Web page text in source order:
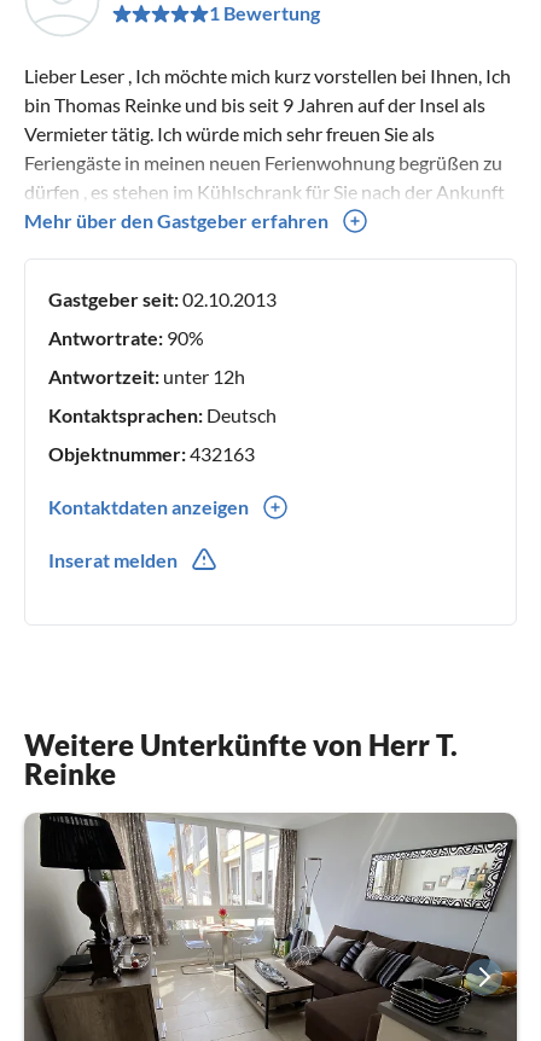
1 Bewertung
Lieber Leser , Ich möchte mich kurz vorstellen bei Ihnen, Ich
bin Thomas Reinke und bis seit 9 Jahren auf der Insel als
Vermieter tätig. Ich würde mich sehr freuen Sie als
Feriengäste in meinen neuen Ferienwohnung begrüßen zu
dürfen , es stehen im Kühlschrank für Sie nach der Ankunft
Getränke bereit , damit Sie nicht gleich nach der Ankunft
auf ein persönliches Kennenlernen bei der Ankunft. Thomas
Reinke
Mehr über den Gastgeber erfahren
Gastgeber seit:02.10.2013
Antwortrate: 90%
Antwortzeit: unter 12h
Kontaktsprachen: Deutsch
Objektnummer:432163
Kontaktdaten anzeigen
Inserat melden
Weitere Unterkünfte von Herr T.
Reinke